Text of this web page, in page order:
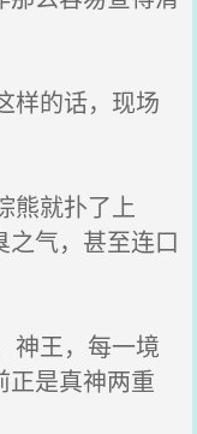
样的话，现场
熊就扑了上
气，甚至连口
神王，每一境
正是真神两重